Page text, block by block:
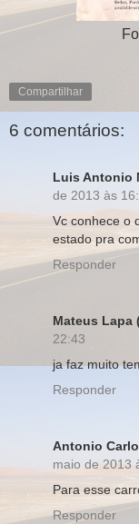
Compartilhar
6 comentários:
Luis Antonio
de 2013 às
Vc conhece o
estado pra
Responder
Mateus Lapa
22:43
ja faz muito
Responder
Antonio
maio de 2013
Para esse
Responder